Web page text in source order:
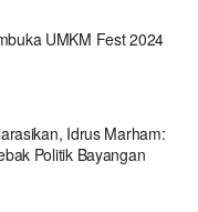
UMKM Fest 2024
Idrus Marham:
Politik Bayangan